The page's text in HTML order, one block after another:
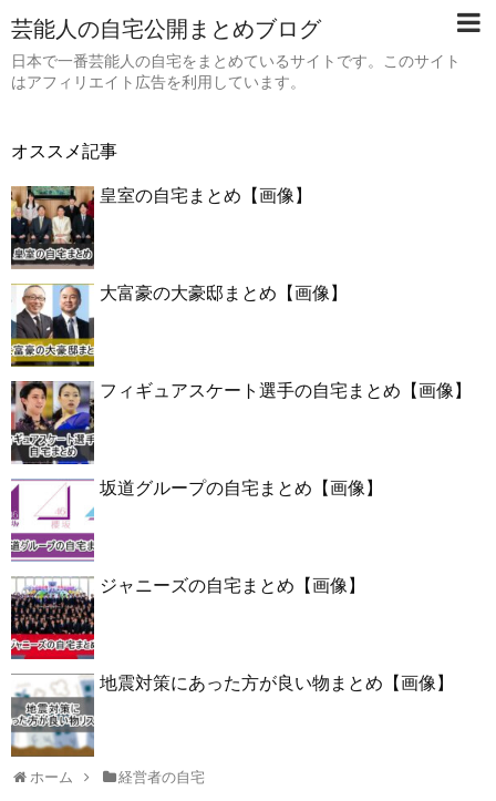
芸能人の自宅公開まとめブログ
日本で一番芸能人の自宅をまとめているサイトです。このサイト
はアフィリエイト広告を利用しています。
オススメ記事
皇室の自宅まとめ【画像】
大富豪の大豪邸まとめ【画像】
フィギュアスケート選手の自宅まとめ【画像】
坂道グループの自宅まとめ【画像】
ジャニーズの自宅まとめ【画像】
地震対策にあった方が良い物まとめ【画像】
ホーム 経営者の自宅